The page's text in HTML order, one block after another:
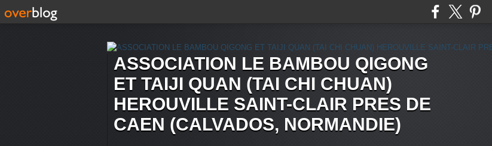
ASSOCIATION LE BAMBOU QIGONG
ET TAIJI QUAN (TAI CHI CHUAN)
HEROUVILLE SAINT-CLAIR PRES DE
CAEN (CALVADOS, NORMANDIE)